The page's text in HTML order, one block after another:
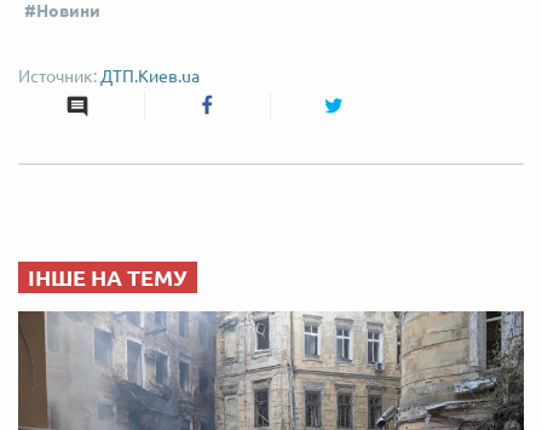
Новини
ДТП.Киев.ua
ІНШЕ НА ТЕМУ